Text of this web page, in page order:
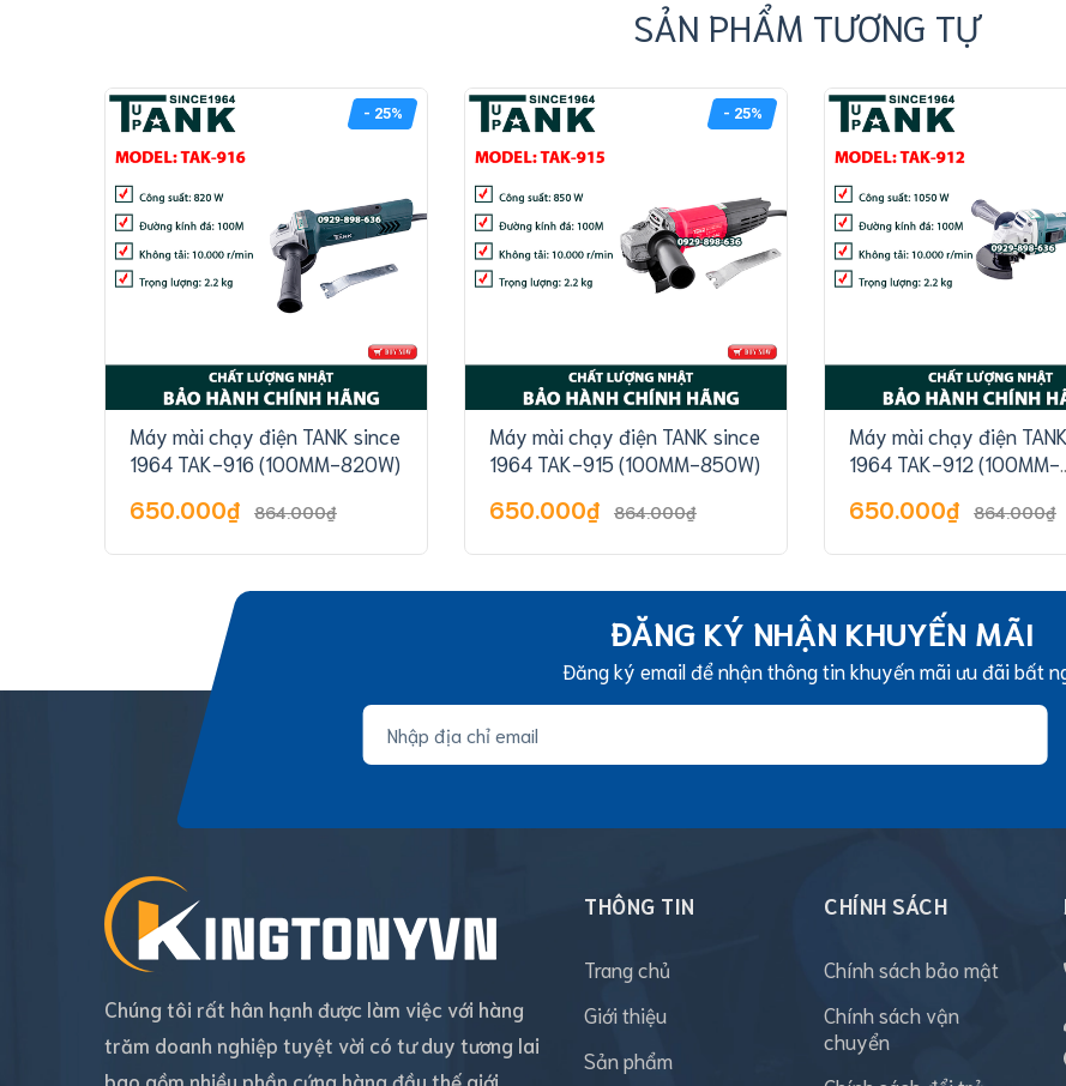
SẢN PHẨM TƯƠNG TỰ
- 25%
Máy mài chạy điện TANK since
1964 TAK-916 (100MM-820W)
650.000₫ 864.000₫
- 25%
Máy mài chạy điện TANK since
1964 TAK-915 (100MM-850W)
650.000₫ 864.000₫
Máy mài chạy điện
1964 TAK-912 (100MM-
650.000₫ 864.000₫
ĐĂNG KÝ NHẬN KHUYẾN MÃI
Đăng ký email để nhận thông tin khuyến mãi ưu đãi bất
Chúng tôi rất hân hạnh được làm việc với hàng
trăm doanh nghiệp tuyệt vời có tư duy tương lai
bao gồm nhiều phần cứng hàng đầu thế giới.
THÔNG TIN
Trang chủ
Giới thiệu
Sản phẩm
CHÍNH SÁCH
Chính sách bảo mật
Chính sách vận
chuyển